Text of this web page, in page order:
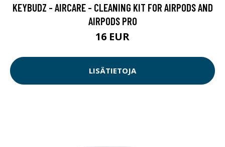
KEYBUDZ - AIRCARE - CLEANING KIT FOR AIRPODS AND
AIRPODS PRO
16 EUR
LISÄTIETOJA